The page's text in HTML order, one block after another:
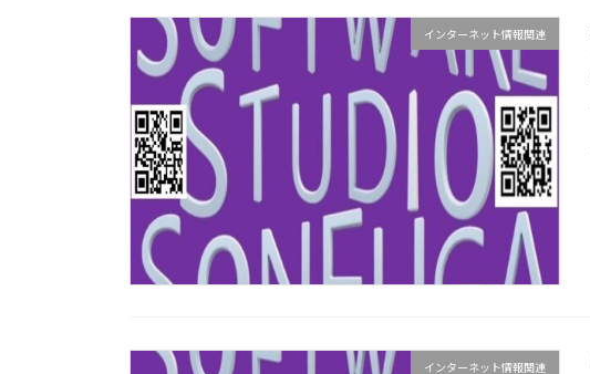
インターネット情報関連
インターネット情報関連